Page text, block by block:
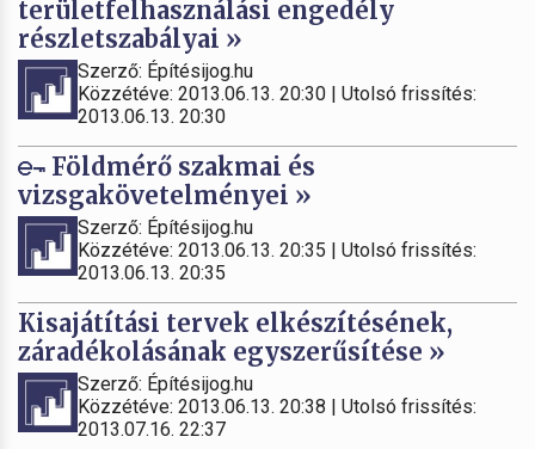
területfelhasználási engedély
részletszabályai »
Szerző: Építésijog.hu
Közzétéve: 2013.06.13. 20:30 | Utolsó frissítés:
2013.06.13. 20:30
Földmérő szakmai és
vizsgakövetelményei »
Szerző: Építésijog.hu
Közzétéve: 2013.06.13. 20:35 | Utolsó frissítés:
2013.06.13. 20:35
Kisajátítási tervek elkészítésének,
záradékolásának egyszerűsítése »
Szerző: Építésijog.hu
Közzétéve: 2013.06.13. 20:38 | Utolsó frissítés:
2013.07.16. 22:37